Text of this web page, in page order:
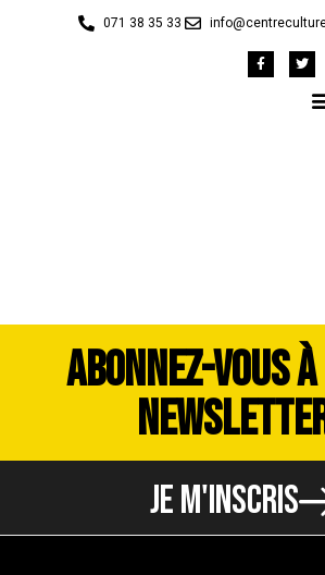
071 38 35 33
ABONNEZ-VOUS
JE M'INSCRIS